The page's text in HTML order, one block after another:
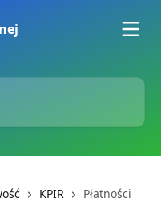
KPIR Płatności